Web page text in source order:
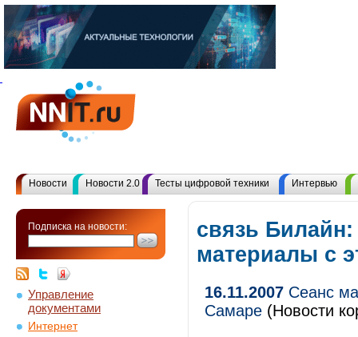
Новости Новости 2.0 Тесты цифровой техники Интервью
Подписка на новости:
Управление
документами
Интернет
связь Билайн:
материалы с
16.11.2007 Сеанс
Самаре (Новости